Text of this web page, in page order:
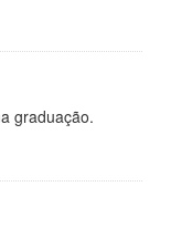
graduação.